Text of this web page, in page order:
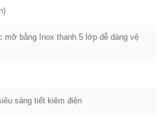
mỡ bằng Inox thanh 5 lớp dễ dàng vệ
sáng tiết kiệm điện